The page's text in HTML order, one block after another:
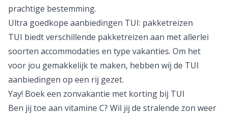
prachtige bestemming.
Ultra goedkope aanbiedingen TUI: pakketreizen
TUI biedt verschillende pakketreizen aan met allerlei
soorten accommodaties en type vakanties. Om het
voor jou gemakkelijk te maken, hebben wij de TUI
aanbiedingen op een rij gezet.
Yay! Boek een zonvakantie met korting bij TUI
Ben jij toe aan vitamine C? Wil jij de stralende zon weer